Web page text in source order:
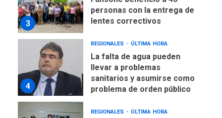
3
personas con la entrega de
lentes correctivos
4
REGIONALES ÚLTIMA HORA
La falta de agua pueden
llevar a problemas
sanitarios y asumirse como
problema de orden público
REGIONALES ÚLTIMA HORA